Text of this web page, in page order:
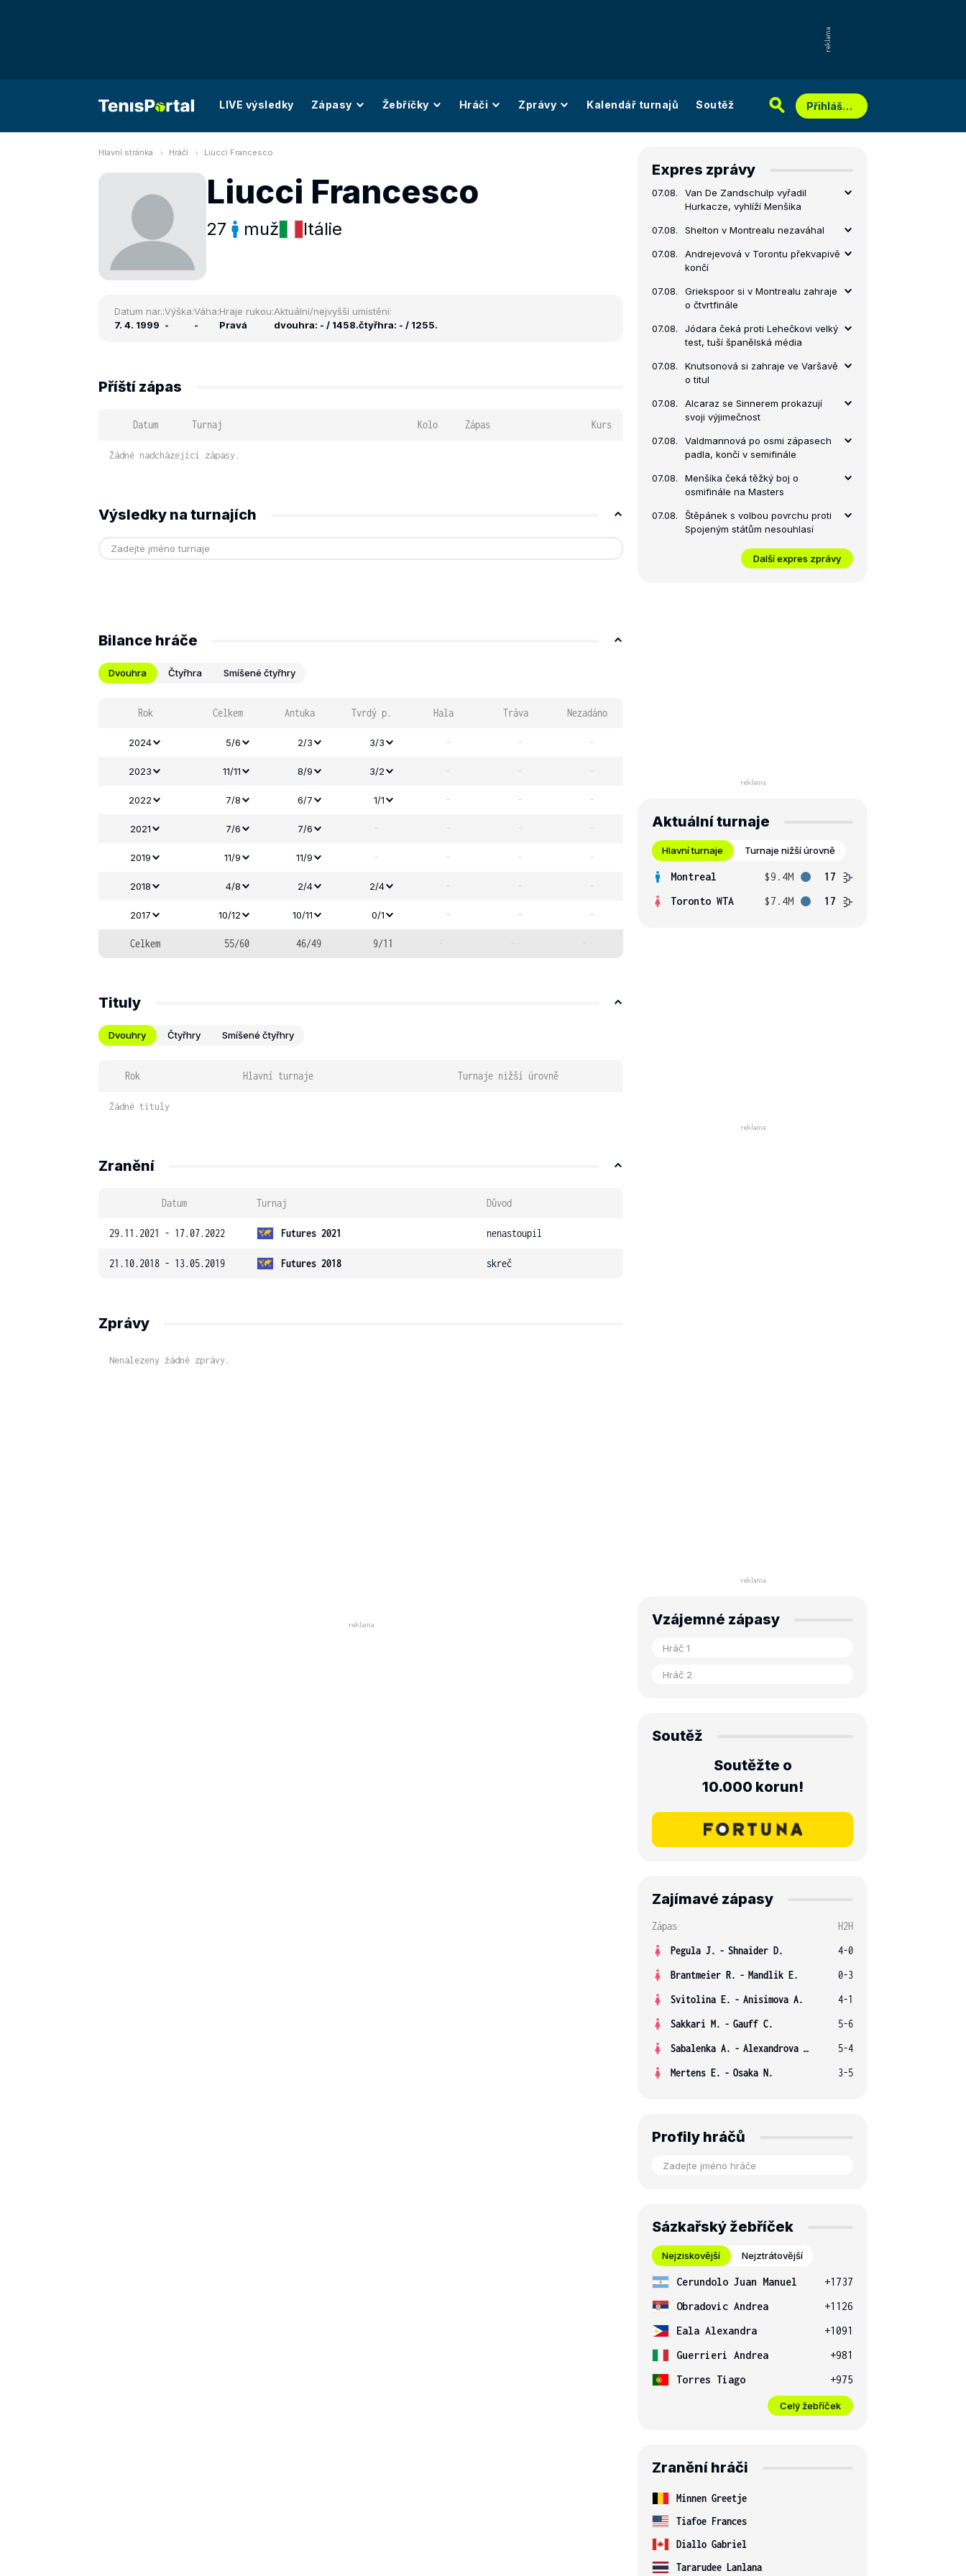
LIVE výsledky Zápasy Žebříčky Hráči Zprávy Kalendář turnajů Soutěž Přihlášení
Hlavní stránka Hráči Liucci Francesco
Liucci Francesco
27 muž Itálie
Datum nar.:
7. 4. 1999
Výška:
-
Váha:
-
Hraje rukou:
Pravá
Aktuální/nejvyšší umístění:
dvouhra: - / 1458.čtyřhra: - / 1255.
Příští zápas
Datum Turnaj Kolo Zápas Kurs
Žádné nadcházející zápasy.
Výsledky na turnajích
Bilance hráče
Dvouhra Čtyřhra Smíšené čtyřhry
Rok Celkem Antuka Tvrdý p. Hala Tráva Nezadáno
2024 5/6 2/3 3/3 - - -
2023 11/11 8/9 3/2 - - -
2022 7/8 6/7 1/1 - - -
2021 7/6 7/6 - - - -
2019 11/9 11/9 - - - -
2018 4/8 2/4 2/4 - - -
2017 10/12 10/11 0/1 - - -
Celkem 55/60 46/49 9/11 - - -
Tituly
Dvouhry Čtyřhry Smíšené čtyřhry
Rok Hlavní turnaje Turnaje nižší úrovně
Žádné tituly
Zranění
Datum Turnaj Důvod
29.11.2021 - 17.07.2022 Futures 2021 nenastoupil
21.10.2018 - 13.05.2019 Futures 2018 skreč
Zprávy
Nenalezeny žádné zprávy.
Expres zprávy
07.08.
Van De Zandschulp vyřadil
Hurkacze, vyhlíží Menšíka
07.08. Shelton v Montrealu nezaváhal
07.08.
Andrejevová v Torontu překvapivě
končí
07.08.
Griekspoor si v Montrealu zahraje
o čtvrtfinále
07.08.
Jódara čeká proti Lehečkovi velký
test, tuší španělská média
07.08.
Knutsonová si zahraje ve Varšavě
o titul
07.08.
Alcaraz se Sinnerem prokazují
svoji výjimečnost
07.08.
Valdmannová po osmi zápasech
padla, končí v semifinále
07.08.
Menšíka čeká těžký boj o
osmifinále na Masters
07.08.
Štěpánek s volbou povrchu proti
Spojeným státům nesouhlasí
Další expres zprávy
Aktuální turnaje
Hlavní turnaje Turnaje nižší úrovně
Montreal $9.4M
17
Toronto WTA
$7.4M 17
Vzájemné zápasy
Soutěž
Soutěžte o
10.000 korun!
Zajímavé zápasy
Zápas
H2H
Pegula J. - Shnaider D.
4-0
Brantmeier R. - Mandlik E.
0-3
Svitolina E. - Anisimova A.
4-1
Sakkari M. - Gauff C.
5-6
Sabalenka A. - Alexandrova E.
5-4
Mertens E. - Osaka N. 3-5
Profily hráčů
Sázkařský žebříček
Nejziskovější Nejztrátovější
Cerundolo Juan Manuel
+1737
Obradovic Andrea
+1126
Eala Alexandra
+1091
Guerrieri Andrea
+981
Torres Tiago
+975
Celý žebříček
Zranění hráči
Minnen Greetje
Tiafoe Frances
Diallo Gabriel
Tararudee Lanlana